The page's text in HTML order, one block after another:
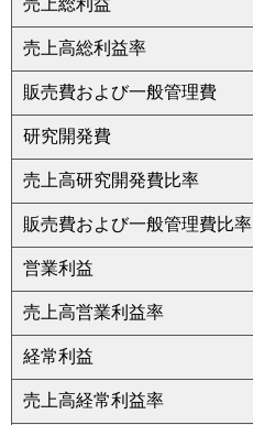
売上総利益
売上高総利益率
販売費および一般管理費
研究開発費
売上高研究開発費比率
販売費および一般管理費比率
営業利益
売上高営業利益率
経常利益
売上高経常利益率